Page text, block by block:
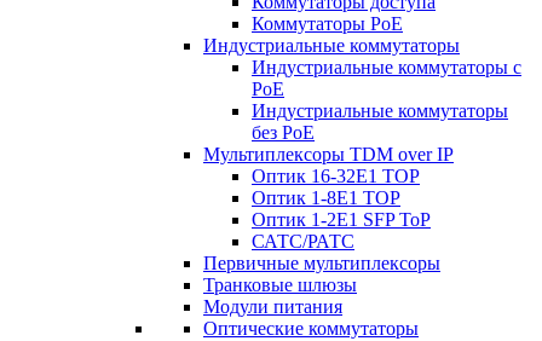
Коммутаторы PoE
Индустриальные коммутаторы
Индустриальные коммутаторы с
PoE
Индустриальные коммутаторы
без PoE
Мультиплексоры TDM over IP
Оптик 16-32E1 TOP
Оптик 1-8E1 TOP
Оптик 1-2E1 SFP ToP
САТС/РАТС
Первичные мультиплексоры
Транковые шлюзы
Модули питания
Оптические коммутаторы